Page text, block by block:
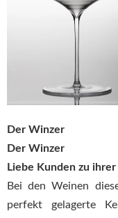
Der Winzer
Der Winzer
Liebe Kunden zu
Bei den Weinen
perfekt gelagerte